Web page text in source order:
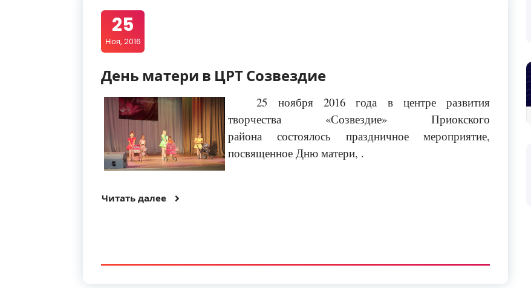
25
Ноя, 2016
День матери в ЦРТ Созвездие
25 ноября 2016 года в центре развития
творчества «Созвездие» Приокского
района состоялось
праздничное мероприятие,
посвященное Дню матери, .
Читать далее